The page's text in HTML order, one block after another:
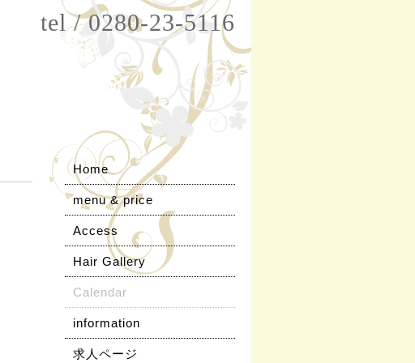
tel / 0280-23-5116
Home
menu & price
Access
Hair Gallery
Calendar
information
求人ページ